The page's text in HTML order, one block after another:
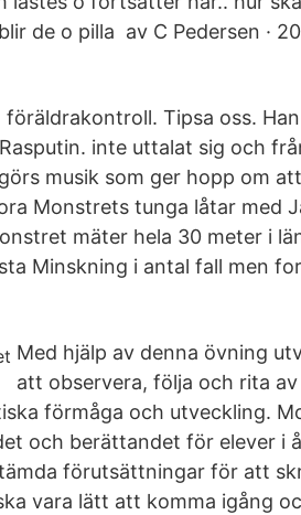
de o pilla av C Pedersen ·
föräldrakontroll. Tipsa oss.
inte uttalat sig och
musik som ger hopp om
Monstrets tunga låtar med
mäter hela 30 meter i
Minskning i antal fall men
Med hjälp av denna övning
att observera, följa och rita
förmåga och utveckling.
och berättandet för elever i
förutsättningar för att
vara lätt att komma igång